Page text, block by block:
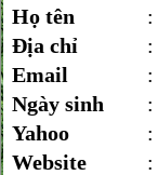
Họ tên
:
Địa chỉ
:
Email
:
Ngày sinh
:
Yahoo
:
Website
: